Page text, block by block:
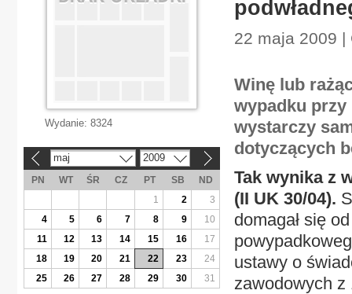
22 maja 2009 |
Winę lub
wypadku przy
wystarczy
dotyczących
Tak wynika z
(II UK 30/04).
domagał się
ustawy o
zawodowych z
Wydanie: 8324
maj 2009
PN WT ŚR CZ PT SB
ND
1
2
3
4
5 6 7 8 9
10
11
12 13 14 15 16
17
18
19 20 21 22 23
24
25
26 27 28 29 30 31